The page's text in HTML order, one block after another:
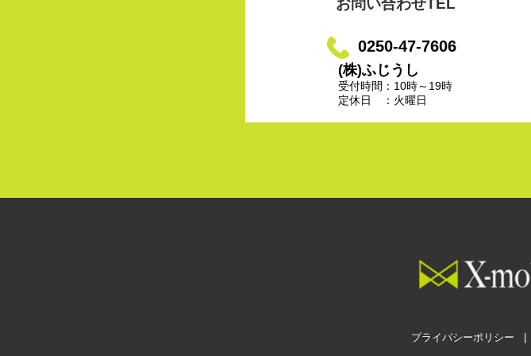
0250-47-7606
(株)ふじうし
受付時間：10時～19時
定休日 ：火曜日
プライバシーポリシー